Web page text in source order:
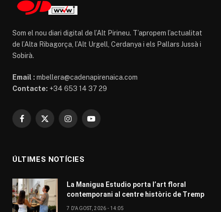
Som el nou diari digital de l’Alt Pirineu. T’apropem l’actualitat
de l’Alta Ribagorça, l’Alt Urgell, Cerdanya i els Pallars Jussà i
Sobirà.
Email : mbellera@cadenapirenaica.com
Contacte: +34 653 14 37 29
Facebook
X
InstagramYouTube
ÚLTIMES NOTÍCIES
La Manigua Estudio porta l’art floral
contemporani al centre històric de Tremp
7 D'AGOST, 2026 - 14:05